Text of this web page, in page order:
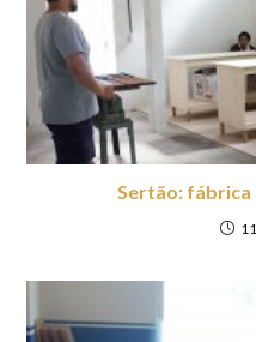
Sertão: fábrica